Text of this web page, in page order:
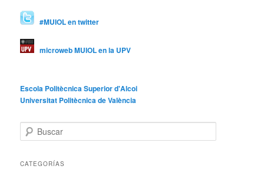
#MUIOL en twitter
microweb MUIOL en la UPV
Escola Politècnica Superior d'Alcoi
Universitat Politècnica de València
u
c
CATEGORÍAS